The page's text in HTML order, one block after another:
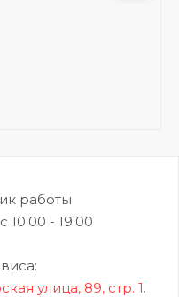
работы
10:00 - 19:00
улица, 89, стр. 1.